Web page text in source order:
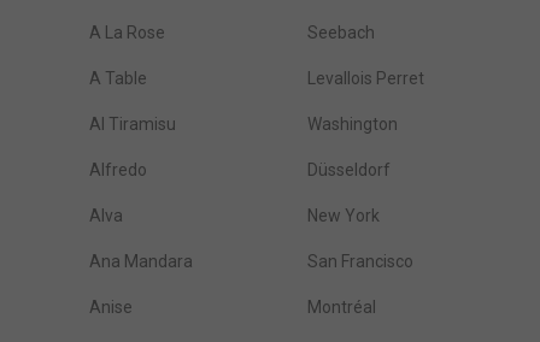
A La Rose Seebach
A Table Levallois Perret
Al Tiramisu Washington
Alfredo Düsseldorf
Alva New York
Ana Mandara San Francisco
Anise Montréal